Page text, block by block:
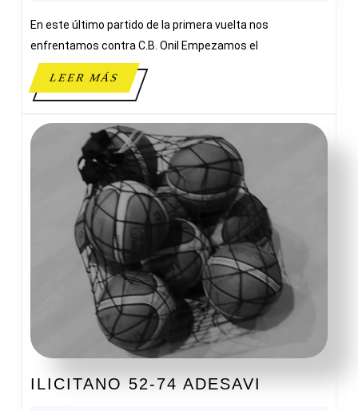
En este último partido de la primera vuelta nos
enfrentamos contra C.B. Onil Empezamos el
LEER MÁSLEER
MÁS
ILICITANO 52-74 ADESAVI